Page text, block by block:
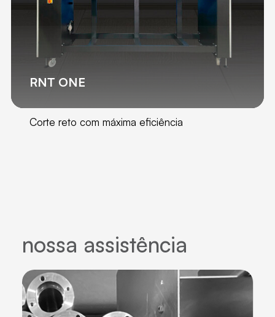
RNT ONE
Corte reto com máxima eficiência
nossa assistência